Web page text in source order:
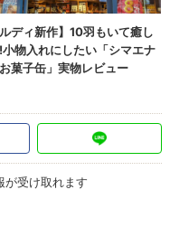
が受け取れます